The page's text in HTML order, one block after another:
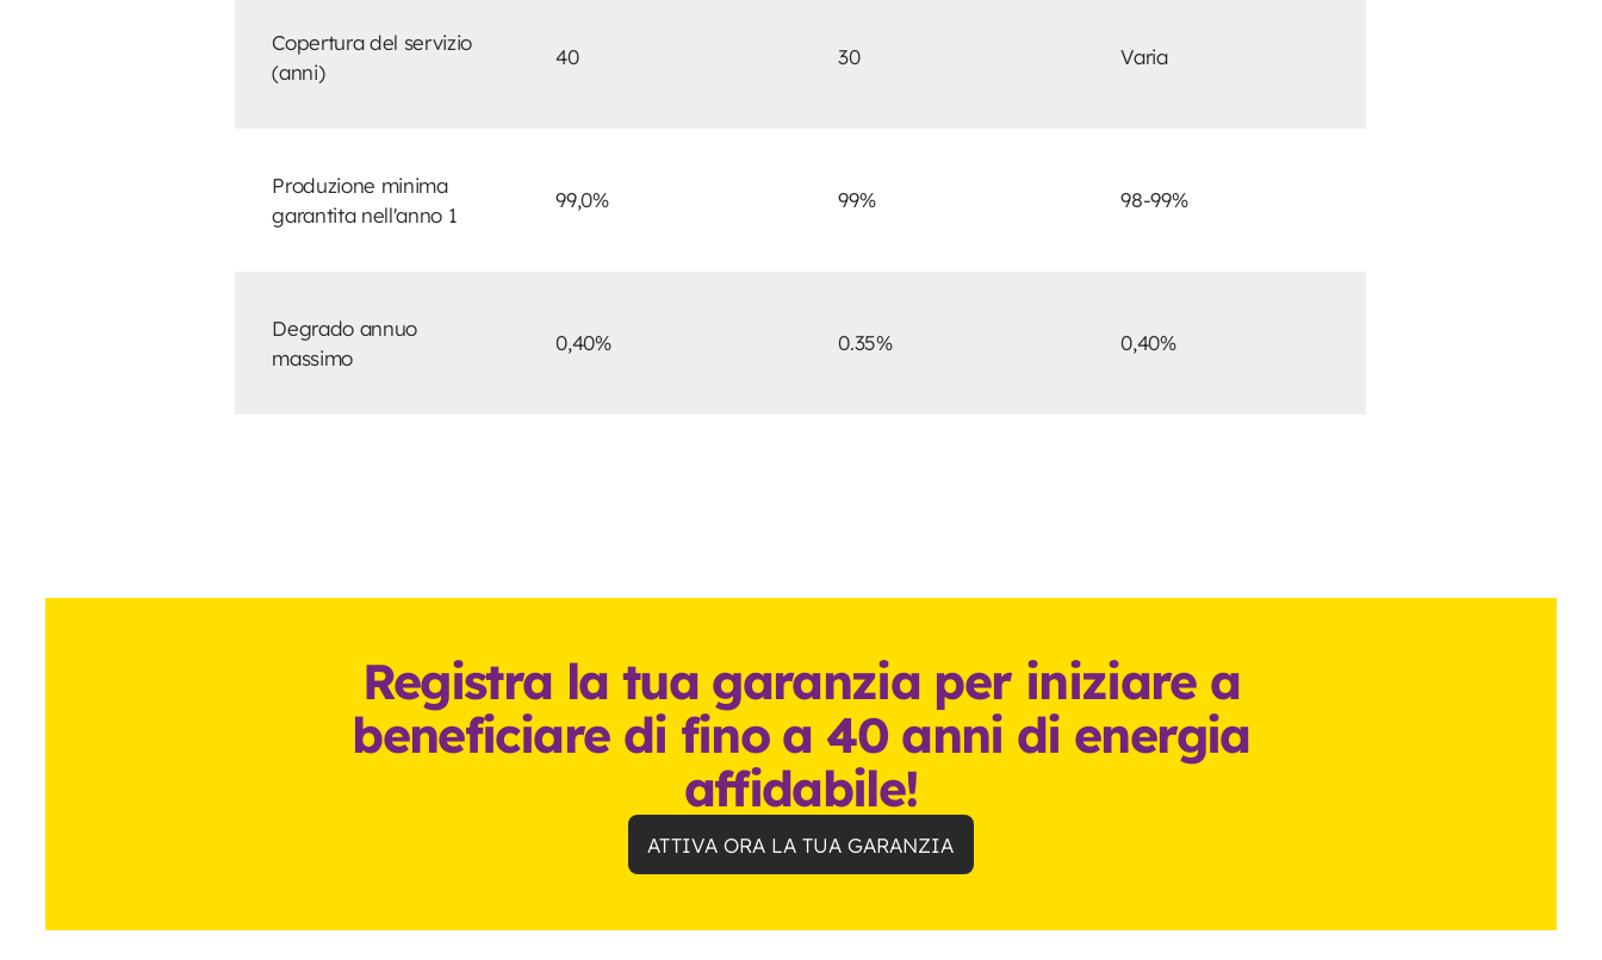
Copertura del servizio
(anni)
40 30 Varia
Produzione minima
garantita nell'anno 1
99,0% 99% 98-99%
Degrado annuo
massimo
0,40% 0.35% 0,40%
Registra la tua garanzia per iniziare a
beneficiare di fino a 40 anni di energia
affidabile!
ATTIVA ORA LA TUA GARANZIA